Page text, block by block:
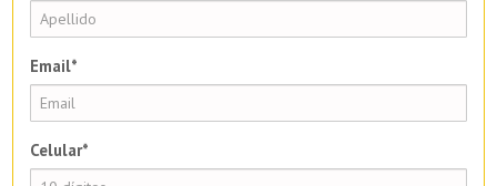
Email*
Celular*